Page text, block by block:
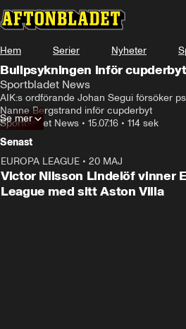
Hem Serier Nyheter
Bullpsykningen inför
Sportbladet News
AIK:s ordförande Johan Segui försöker
Nanne Bergstrand inför cupderbyt
Sportbladet News • 15.07.16 • 114 sek
Se mer
Senast
EUROPA LEAGUE • 20 MAJ
Victor Nilsson Lindelöf vinner
League med sitt Aston Villa